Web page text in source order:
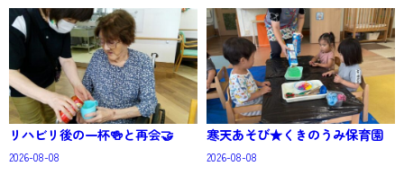
リハビリ後の一杯🍻と再会🤝
2026-08-08
寒天あそび★くきのうみ保育園
2026-08-08